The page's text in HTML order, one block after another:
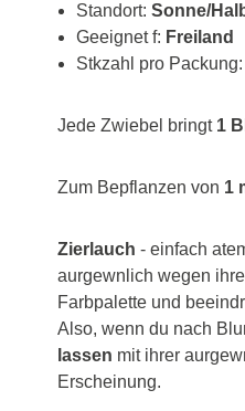
Standort: Sonne/
Geeignet f: Freiland
Stkzahl pro Packung:
Jede Zwiebel bringt 1
Zum Bepflanzen von 1
Zierlauch - einfach
aurgewnlich wegen
Farbpalette und
Also, wenn du nach
lassen mit ihrer
Erscheinung.